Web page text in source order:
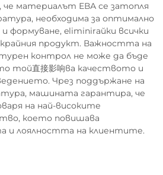
материалът ЕВА се затопля
необходима за оптимално
формуване, eliminirайки всички
продукт. Важността на
контрол не може да бъде
той直接影响ва качеството и
Чрез поддържане на
машината гарантира, че
на най-високите
което повишава
и лоялността на клиентите.